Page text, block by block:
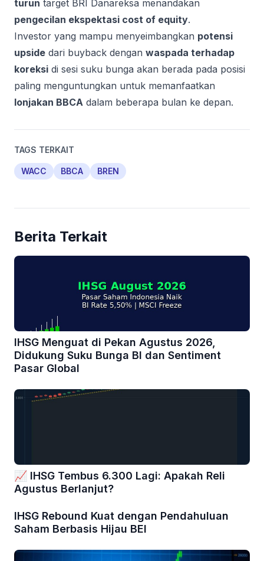
turun target BRI Danareksa menandakan
pengecilan ekspektasi cost of equity.
Investor yang mampu menyeimbangkan potensi
upside dari buyback dengan waspada terhadap
koreksi di sesi suku bunga akan berada pada posisi
paling menguntungkan untuk memanfaatkan
lonjakan BBCA dalam beberapa bulan ke depan.
TAGS TERKAIT
WACC BBCA BREN
Berita Terkait
IHSG Menguat di Pekan Agustus 2026,
Didukung Suku Bunga BI dan Sentiment
Pasar Global
📈 IHSG Tembus 6.300 Lagi: Apakah Reli
Agustus Berlanjut?
IHSG Rebound Kuat dengan Pendahuluan
Saham Berbasis Hijau BEI